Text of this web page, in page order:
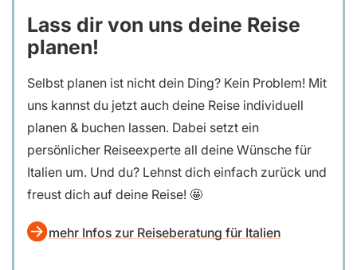
Lass dir von uns deine Reise
planen!
Selbst planen ist nicht dein Ding? Kein Problem! Mit
uns kannst du jetzt auch deine Reise individuell
planen & buchen lassen. Dabei setzt ein
persönlicher Reiseexperte all deine Wünsche für
Italien um. Und du? Lehnst dich einfach zurück und
freust dich auf deine Reise! 🤩
mehr Infos zur Reiseberatung für Italien